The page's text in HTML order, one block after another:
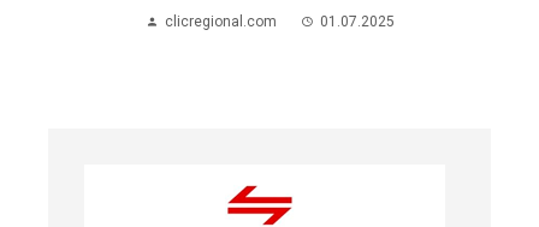
clicregional.com 01.07.2025